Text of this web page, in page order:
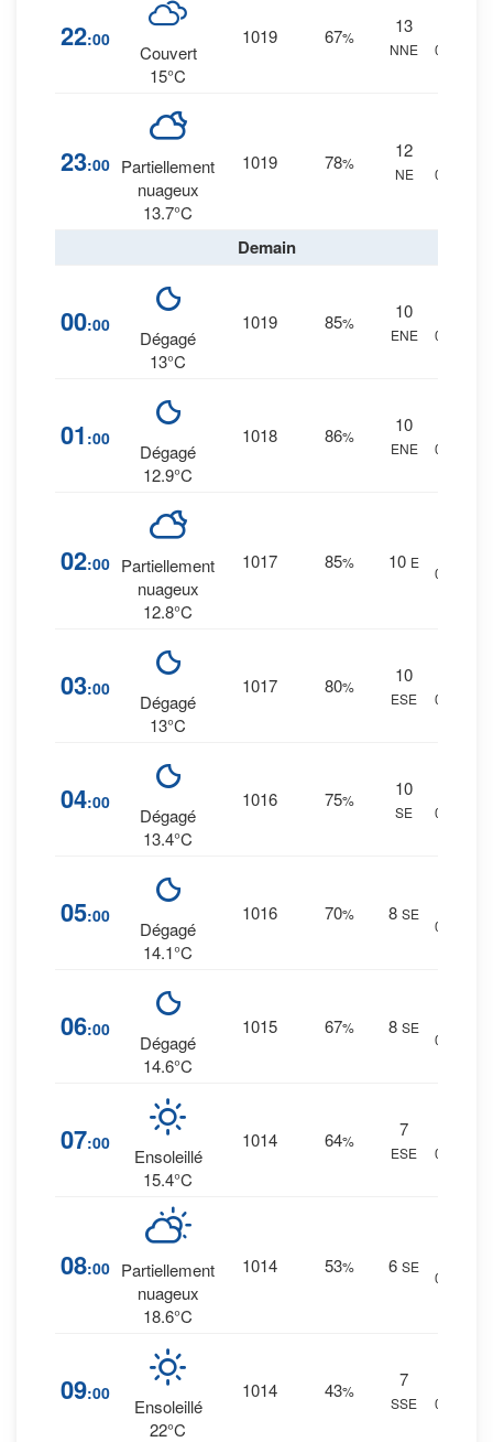
22:00
Couvert
15°C
1019 67%
13
NNE
0 mm.
23:00 Partiellement
nuageux
13.7°C
1019 78%
12
NE
0 mm.
Demain
00:00
Dégagé
13°C
1019 85%
10
ENE
0 mm.
01 :00
Dégagé
12.9°C
1018 86%
10
ENE
0 mm.
02:00 Partiellement
nuageux
12.8°C
1017 85% 10 E
0 mm.
03:00
Dégagé
13°C
1017 80%
10
ESE
0 mm.
04:00
Dégagé
13.4°C
1016 75%
10
SE
0 mm.
05:00
Dégagé
14.1°C
1016 70% 8 SE
0 mm.
06:00
Dégagé
14.6°C
1015 67% 8 SE
0 mm.
07:00
Ensoleillé
15.4°C
1014 64%
7
ESE
0 mm.
08:00 Partiellement
nuageux
18.6°C
1014 53% 6 SE
0 mm.
09:00
Ensoleillé
22°C
1014 43%
7
SSE
0 mm.